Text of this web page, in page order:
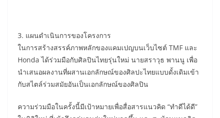
3. แผนดำเนินการของโครงการ
ในการสร้างสรรค์ภาพหลักของแคมเปญบนเว็บไซต์ TMF และ
Honda ได้ร่วมมือกับศิลปินไทยรุ่นใหม่ นายสราวุธ พานนู เพื่อ
นำเสนอผลงานที่ผสานเอกลักษณ์ของศิลปะไทยแบบดั้งเดิมเข้า
กับสไตล์ร่วมสมัยอันเป็นเอกลักษณ์ของศิลปิน
ความร่วมมือในครั้งนี้มีเป้าหมายเพื่อสื่อสารแนวคิด “ทำดีได้ดี”